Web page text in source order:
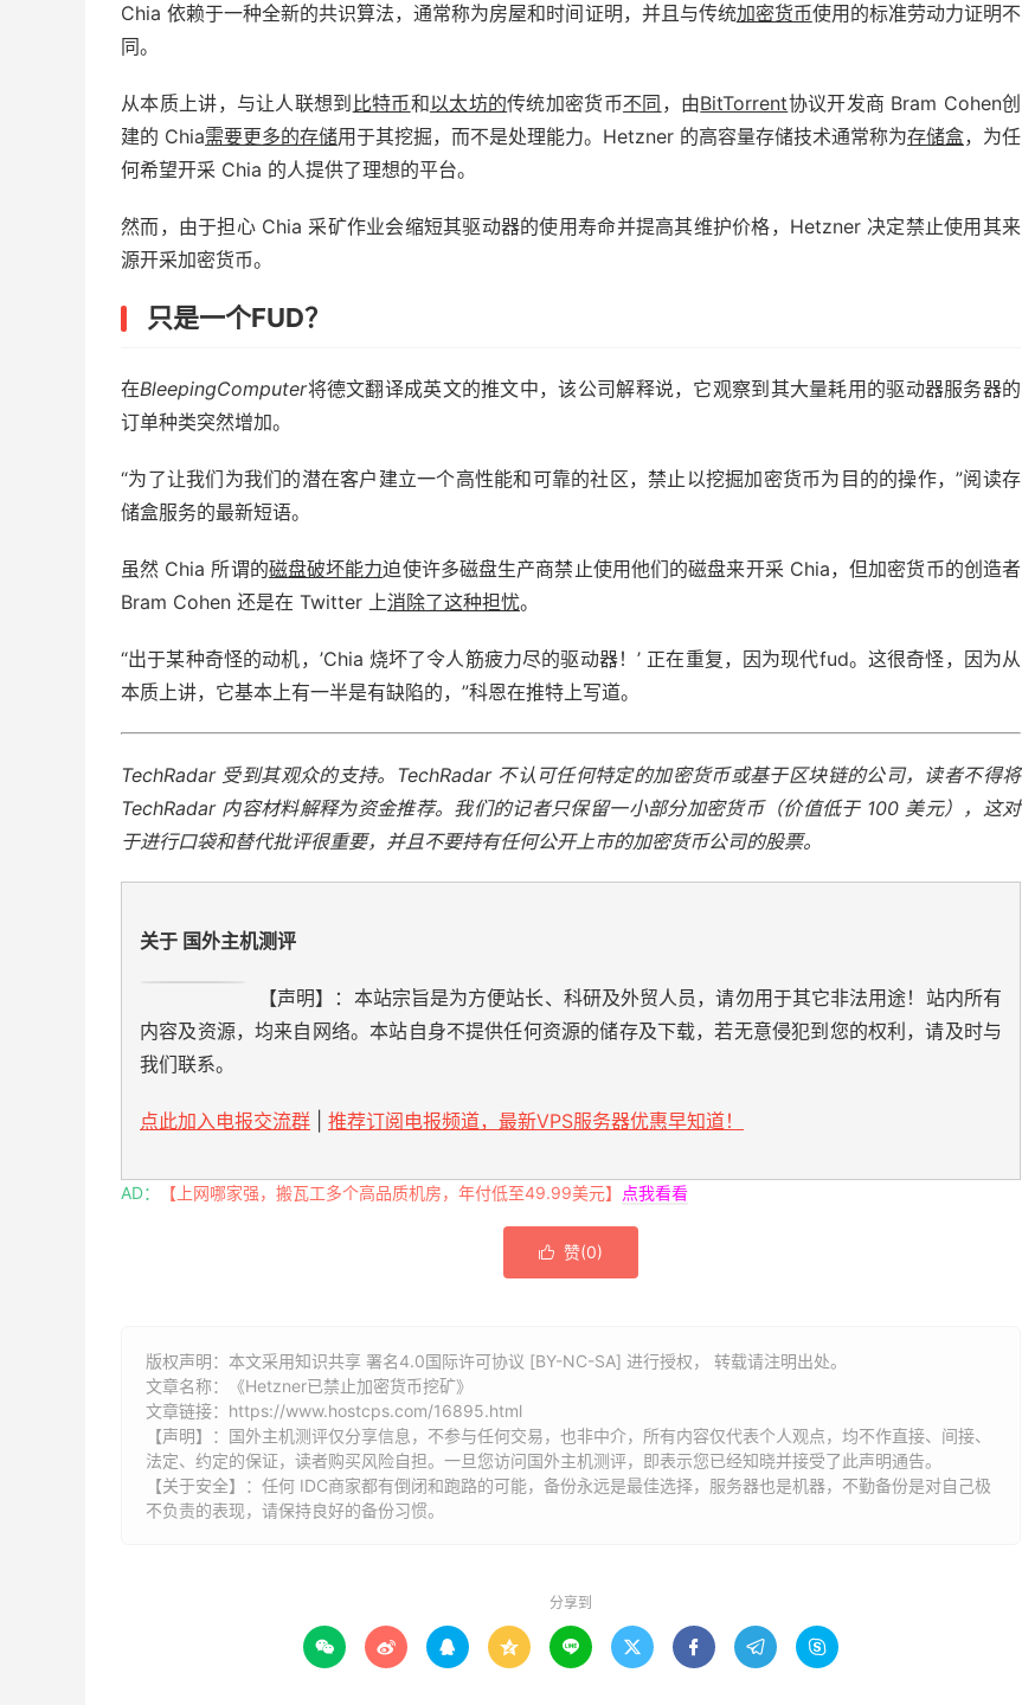
Chia 依赖于一种全新的共识算法，通常称为房屋和时间证明，并且与传统加密货币使用的标准劳动力证明不
同。
从本质上讲，与让人联想到 比特币和以太坊的传统加密货币不同 ，由BitTorrent协议开发商 Bram Cohen创
建的 Chia需要更多的存储用于其挖掘，而不是处理能力。Hetzner 的高容量存储技术通常称为存储盒，为任
何希望开采 Chia 的人提供了理想的平台。
然而，由于担心 Chia 采矿作业会缩短其驱动器的使用寿命并提高其维护价格，Hetzner 决定禁止使用其来
源开采加密货币。
只是一个FUD？
在BleepingComputer将德文翻译成英文的推文中，该公司解释说，它观察到其大量耗用的驱动器服务器的
订单种类突然增加。
“为了让我们为我们的潜在客户建立一个高性能和可靠的社区，禁止以挖掘加密货币为目的的操作，”阅读存
储盒服务的最新短语。
虽然 Chia 所谓的磁盘破坏能力迫使许多磁盘生产商禁止使用他们的磁盘来开采 Chia，但加密货币的创造者
Bram Cohen 还是在 Twitter 上消除了这种担忧。
“出于某种奇怪的动机，’Chia 烧坏了令人筋疲力尽的驱动器！’ 正在重复，因为现代fud。这很奇怪，因为从
本质上讲，它基本上有一半是有缺陷的，”科恩在推特上写道。
TechRadar 受到其观众的支持。TechRadar 不认可任何特定的加密货币或基于区块链的公司，读者不得将
TechRadar 内容材料解释为资金推荐。我们的记者只保留一小部分加密货币（价值低于 100 美元），这对
于进行口袋和替代批评很重要，并且不要持有任何公开上市的加密货币公司的股票。
关于 国外主机测评
【声明】：本站宗旨是为方便站长、科研及外贸人员，请勿用于其它非法用途！站内所有
内容及资源，均来自网络。本站自身不提供任何资源的储存及下载，若无意侵犯到您的权利，请及时与
我们联系。
点此加入电报交流群 推荐订阅电报频道，最新VPS服务器优惠早知道！
AD： 【上网哪家强，搬瓦工多个高品质机房，年付低至49.99美元】 点我看看
 赞(0)
版权声明：本文采用知识共享 署名4.0国际许可协议 [BY-NC-SA] 进行授权， 转载请注明出处。
文章名称：《Hetzner已禁止加密货币挖矿》
文章链接： https://www.hostcps.com/16895.html
【声明】：国外主机测评仅分享信息，不参与任何交易，也非中介，所有内容仅代表个人观点，均不作直接、间接、
法定、约定的保证，读者购买风险自担。一旦您访问国外主机测评，即表示您已经知晓并接受了此声明通告。
【关于安全】：任何 IDC商家都有倒闭和跑路的可能，备份永远是最佳选择，服务器也是机器，不勤备份是对自己极
不负责的表现，请保持良好的备份习惯。
分享到
        